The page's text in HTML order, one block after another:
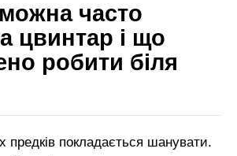
часто
цвинтар і що
робити біля
предків покладається шанувати.